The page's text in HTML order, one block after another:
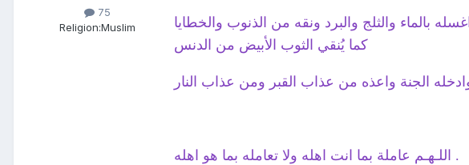
75
Religion:Muslim
بالماء والثلج والبرد ونقه من الذنوب والخطايا
كما يُنقي الثوب الأبيض من الدنس
اللـهـم عاملة بما انت اهله ولا تعامله بما هو اهله .